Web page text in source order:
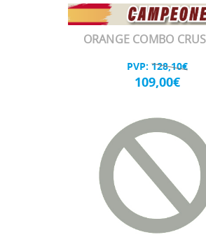
ORANGE COMBO
PVP: 128,10€
109,00€